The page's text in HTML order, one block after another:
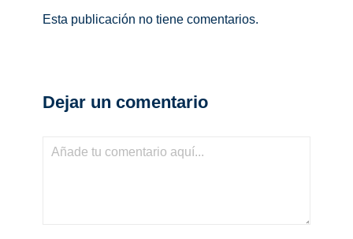
Esta publicación no tiene comentarios.
Dejar un comentario